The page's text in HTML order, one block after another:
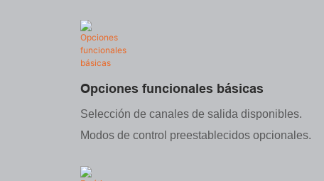
Opciones funcionales básicas
Selección de canales de salida disponibles.
Modos de control preestablecidos opcionales.